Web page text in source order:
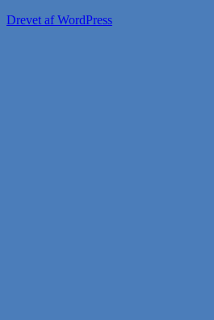
Drevet af WordPress